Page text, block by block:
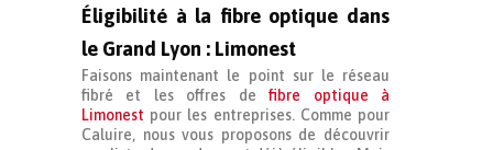
Éligibilité à la fibre optique dans
le Grand Lyon : Limonest
Faisons maintenant le point sur le réseau
fibré et les offres defibre optique à
Limonest pour les entreprises. Comme pour
Caluire, nous vous proposons de découvrir